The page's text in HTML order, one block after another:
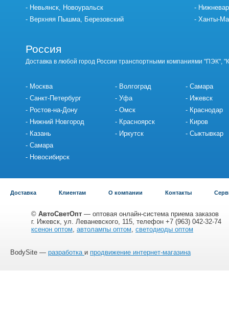
Невьянск, Новоуральск
Верхняя Пышма, Березовский
Ханты-
Россия
Доставка в любой город России транспортными компаниями "ПЭК",
Москва
Санкт-Петербург
Ростов-на-Дону
Нижний Новгород
Казань
Самара
Новосибирск
Волгоград
Уфа
Омск
Красноярск
Иркутск
Самара
Ижевск
Краснодар
Киров
Сыктывкар
Доставка Клиентам О компании Контакты
© АвтоСветОпт — оптовая онлайн-система приема заказов
г. Ижевск, ул. Леваневского, 115, телефон +7 (963) 042-32-74
ксенон оптом, автолампы оптом, светодиоды оптом
BodySite — разработка и продвижение интернет-магазина